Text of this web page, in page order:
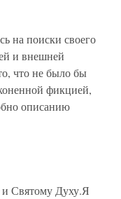
на поиски своего
и внешней
что не было бы
фикцией,
описанию
Святому Духу.Я